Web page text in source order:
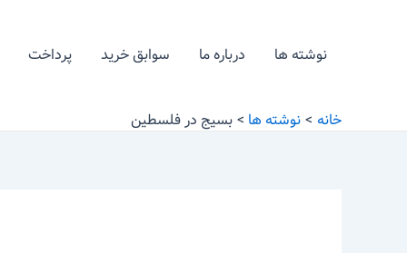
نوشته ها درباره ما سوابق خرید پرداخت
خانه نوشته ها بسیج در فلسطین